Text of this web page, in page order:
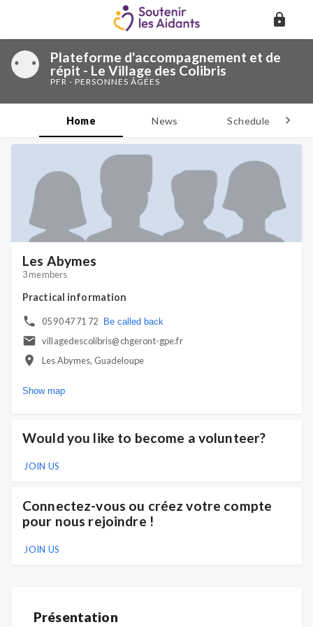
Plateforme d'accompagnement et de
répit - Le Village des Colibris
PFR - PERSONNES ÂGÉES
Home News Schedule
Les Abymes
3 members
Practical information
05 90 47 71 72 Be called back
villagedescolibris@chgeront-gpe.fr
Les Abymes, Guadeloupe
Show map
Would you like to become a volunteer?
JOIN US
Connectez-vous ou créez votre compte
pour nous rejoindre !
JOIN US
Présentation